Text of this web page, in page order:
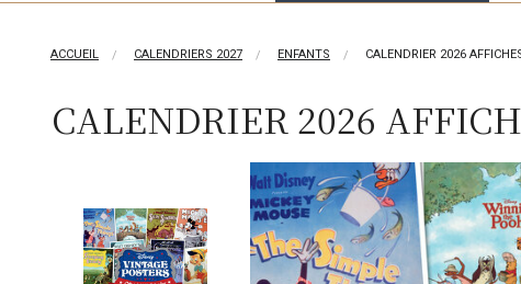
ACCUEIL CALENDRIERS 2027 ENFANTS CALENDRIER 2026
CALENDRIER 2026